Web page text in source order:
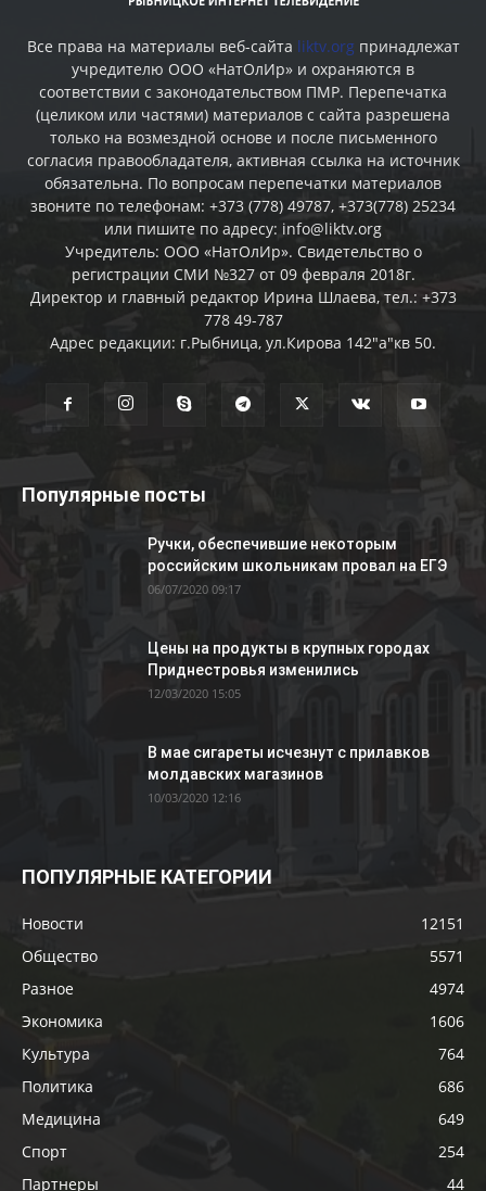
Все права на материалы веб-сайта liktv.org принадлежат
учредителю ООО «НатОлИр» и охраняются в
соответствии с законодательством ПМР. Перепечатка
(целиком или частями) материалов c сайта разрешена
только на возмездной основе и после письменного
согласия правообладателя, активная ссылка на источник
обязательна. По вопросам перепечатки материалов
звоните по телефонам: +373 (778) 49787, +373(778) 25234
или пишите по адресу: info@liktv.org
Учредитель: ООО «НатОлИр». Свидетельство о
регистрации СМИ №327 от 09 февраля 2018г.
Директор и главный редактор Ирина Шлаева, тел.: +373
778 49-787
Адрес редакции: г.Рыбница, ул.Кирова 142"а"кв 50.
Популярные посты
Ручки, обеспечившие некоторым
российским школьникам провал на ЕГЭ
06/07/2020 09:17
Цены на продукты в крупных городах
Приднестровья изменились
12/03/2020 15:05
В мае сигареты исчезнут с прилавков
молдавских магазинов
10/03/2020 12:16
ПОПУЛЯРНЫЕ КАТЕГОРИИ
Новости
12151
Общество
5571
Разное
4974
Экономика
1606
Культура
764
Политика
686
Медицина
649
Спорт
254
Партнеры
44